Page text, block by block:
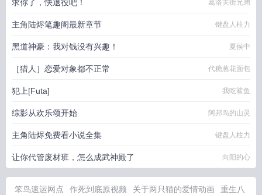
求你了，快退役吧！ 葛洛夫街兄弟
主角陆烬笔趣阁最新章节 键盘人柱力
黑道神豪：我对钱没有兴趣！ 夏侯中
［猎人］恋爱对象都不正常 代糖葱花面包
犯上[Futa] 我吃鲨鱼
综影从欢乐颂开始 阿邦岛的山灵
主角陆烬免费看小说全集 键盘人柱力
让你代管废材班，怎么成武神殿了 向阳的心
笨鸟速运网点 作死到底原视频 关于两只猫的爱情动画 重生八